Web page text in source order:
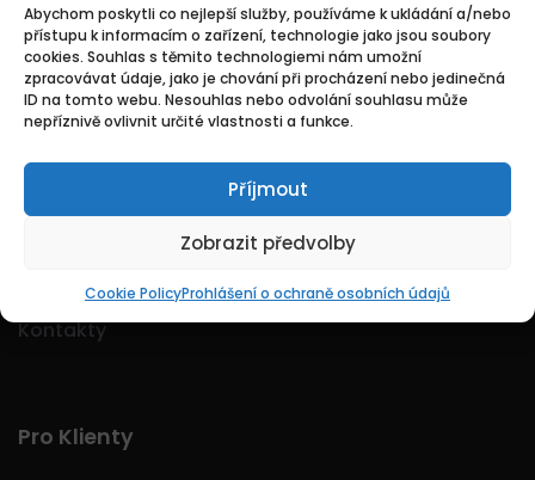
Abychom poskytli co nejlepší služby, používáme k ukládání a/nebo
přístupu k informacím o zařízení, technologie jako jsou soubory
cookies. Souhlas s těmito technologiemi nám umožní
zpracovávat údaje, jako je chování při procházení nebo jedinečná
ID na tomto webu. Nesouhlas nebo odvolání souhlasu může
nepříznivě ovlivnit určité vlastnosti a funkce.
Příjmout
Zobrazit předvolby
Cookie PolicyProhlášení o ochraně osobních údajů
Logo Jobmarkt.cz ® je registrovaná ochranná
známka.
Kontakty
Pro Klienty